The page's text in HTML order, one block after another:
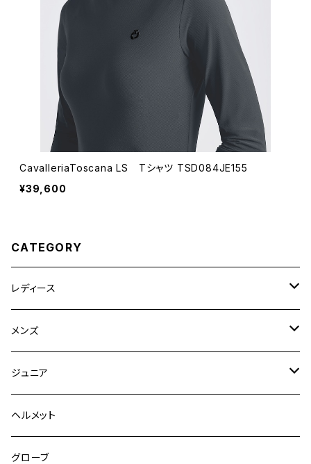
CavalleriaToscana LS Tシャツ TSD084JE155
¥39,600
CATEGORY
レディース
競技用ジャケット
キュロット
フルグリップ
ニーグリップ
シャツ
ウェア
メンズ
競技用ジャケット
キュロット
フルグリップ
シャツ
ジュニア
キュロット
ウエア
ヘルメット
グローブ